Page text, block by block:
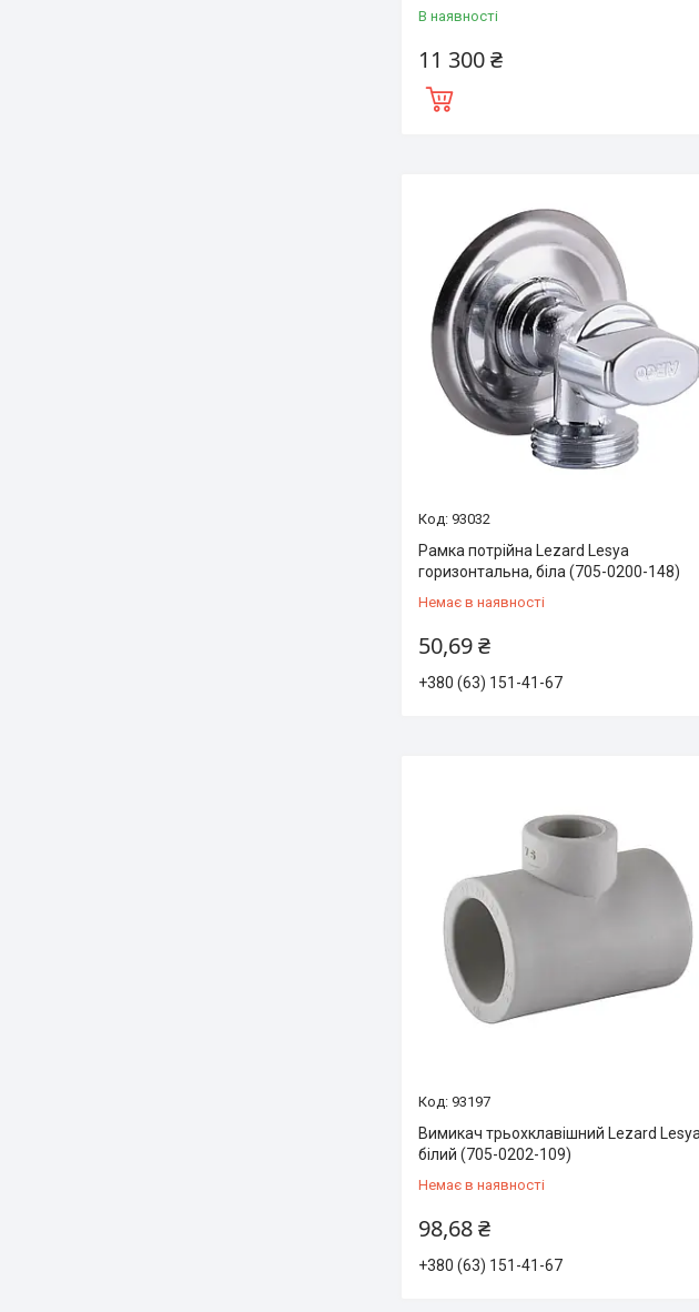
В наявності
11 300 ₴
93032
Рамка потрійна Lezard Lesya
горизонтальна, біла (705-0200-148)
Немає в наявності
50,69 ₴
+380 (63) 151-41-67
93197
Вимикач трьохклавішний Lezard
білий (705-0202-109)
Немає в наявності
98,68 ₴
+380 (63) 151-41-67